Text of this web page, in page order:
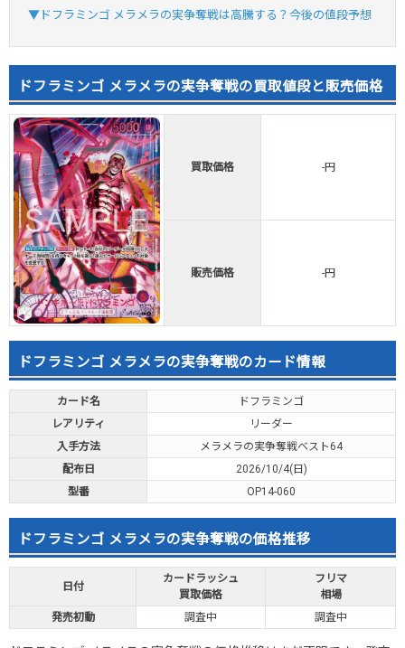
▼ドフラミンゴ メラメラの実争奪戦は高騰する？今後の値段予想
ドフラミンゴ メラメラの実争奪戦の買取値段と販売価格
買取価格 -円
販売価格 -円
ドフラミンゴ メラメラの実争奪戦のカード情報
カード名
ドフラミンゴ
レアリティ
リーダー
入手方法
メラメラの実争奪戦ベスト64
配布日
2026/10/4(日)
型番
OP14-060
ドフラミンゴ メラメラの実争奪戦の価格推移
日付
カードラッシュ
買取価格
フリマ
相場
発売初動
調査中 調査中